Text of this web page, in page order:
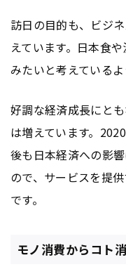
訪日の目的も、ビジ
えています。日本食
みたいと考えているよ
好調な経済成長にと
は増えています。
後も日本経済への影
ので、サービスを提
です。
モノ消費からコト